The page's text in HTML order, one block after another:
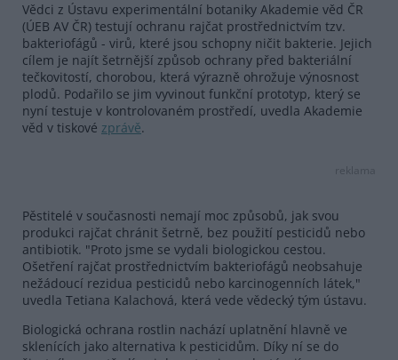
Vědci z Ústavu experimentální botaniky Akademie věd ČR
(ÚEB AV ČR) testují ochranu rajčat prostřednictvím tzv.
bakteriofágů - virů, které jsou schopny ničit bakterie. Jejich
cílem je najít šetrnější způsob ochrany před bakteriální
tečkovitostí, chorobou, která výrazně ohrožuje výnosnost
plodů. Podařilo se jim vyvinout funkční prototyp, který se
nyní testuje v kontrolovaném prostředí, uvedla Akademie
věd v tiskové zprávě.
reklama
Pěstitelé v současnosti nemají moc způsobů, jak svou
produkci rajčat chránit šetrně, bez použití pesticidů nebo
antibiotik. "Proto jsme se vydali biologickou cestou.
Ošetření rajčat prostřednictvím bakteriofágů neobsahuje
nežádoucí rezidua pesticidů nebo karcinogenních látek,"
uvedla Tetiana Kalachová, která vede vědecký tým ústavu.
Biologická ochrana rostlin nachází uplatnění hlavně ve
sklenících jako alternativa k pesticidům. Díky ní se do